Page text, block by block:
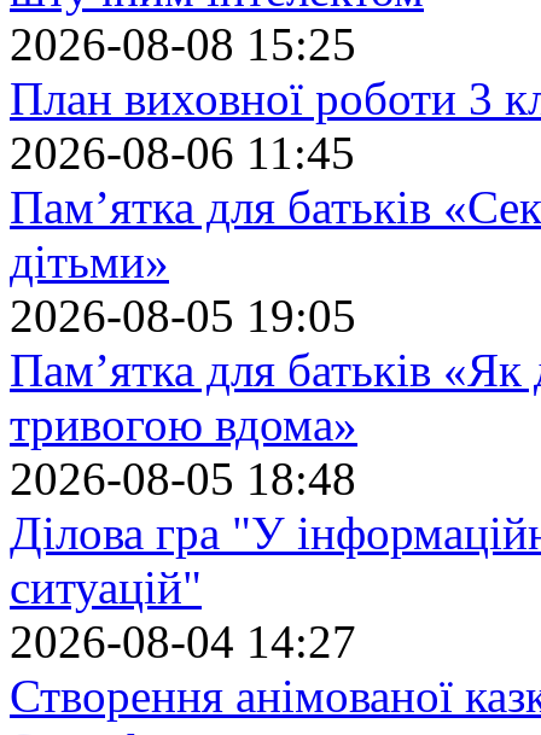
2026-08-08 15:25
План виховної роботи 3
2026-08-06 11:45
Пам’ятка для батьків
дітьми»
2026-08-05 19:05
Пам’ятка для батьків
тривогою вдома»
2026-08-05 18:48
Ділова гра "У
ситуацій"
2026-08-04 14:27
Створення анімованої